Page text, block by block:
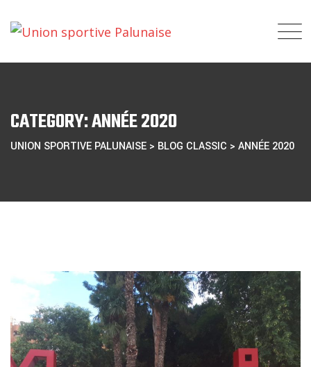
to
CATEGORY: ANNÉE 2020
UNION SPORTIVE PALUNAISE > BLOG CLASSIC > ANNÉE 2020